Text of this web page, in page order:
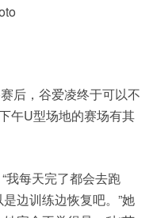
后，谷爱凌终于可以不
午U型场地的赛场有其
我每天完了都会去跑
边训练边恢复吧。”她